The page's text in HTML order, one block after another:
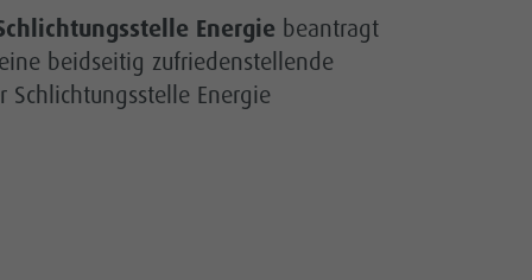
Energie beantragt
beidseitig zufriedenstellende
Energie